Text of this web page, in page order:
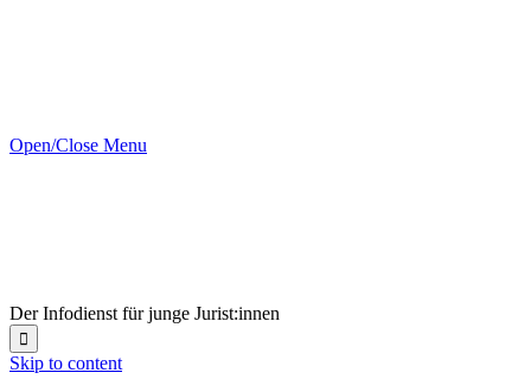
Open/Close Menu
Der Infodienst für junge Jurist:innen

Skip to content